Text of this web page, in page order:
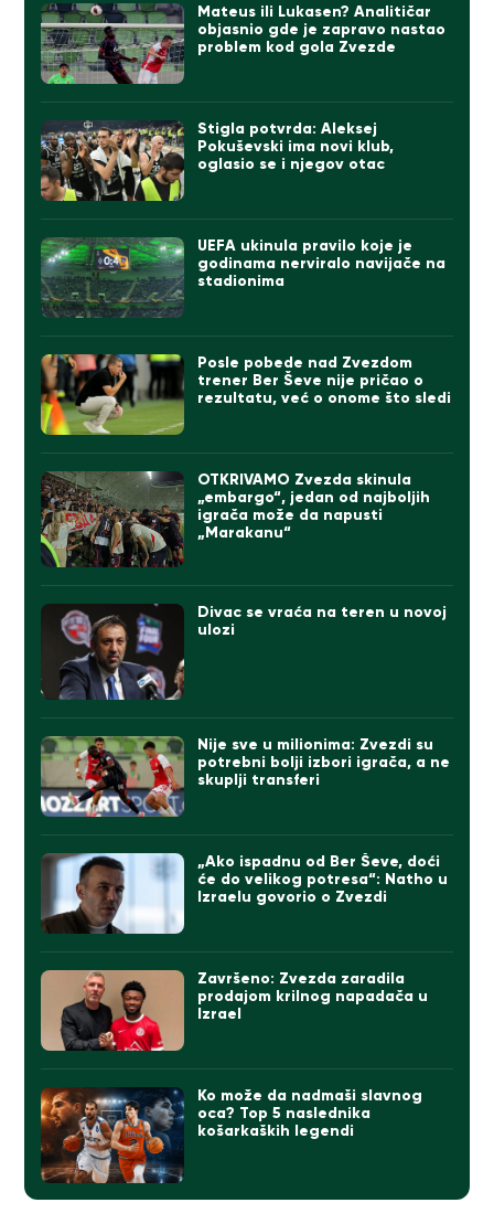
Mateus ili Lukasen? Analitičar
objasnio gde je zapravo nastao
problem kod gola Zvezde
Stigla potvrda: Aleksej
Pokuševski ima novi klub,
oglasio se i njegov otac
UEFA ukinula pravilo koje je
godinama nerviralo navijače na
stadionima
Posle pobede nad Zvezdom
trener Ber Ševe nije pričao o
rezultatu, već o onome što sledi
OTKRIVAMO Zvezda skinula
„embargo“, jedan od najboljih
igrača može da napusti
„Marakanu“
Divac se vraća na teren u novoj
ulozi
Nije sve u milionima: Zvezdi su
potrebni bolji izbori igrača, a ne
skuplji transferi
„Ako ispadnu od Ber Ševe, doći
će do velikog potresa“: Natho u
Izraelu govorio o Zvezdi
Završeno: Zvezda zaradila
prodajom krilnog napadača u
Izrael
Ko može da nadmaši slavnog
oca? Top 5 naslednika
košarkaških legendi